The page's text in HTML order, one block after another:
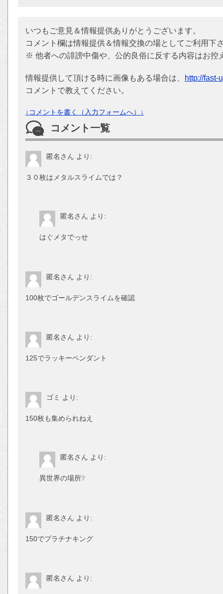
いつもご意見＆情報提供ありがとうございます。
コメント欄は情報提供＆情報交換の場としてご利用下
※ 他者への誹謗中傷や、公的良俗に反する内容はお控
情報提供して頂ける時に画像もある場合は、
http://fast-
コメントで教えてください。
↓コメントを書く（入力フォームへ）↓
コメント一覧
匿名さん より:
３０枚はメタルスライムでは？
匿名さん より:
はぐメタでっせ
匿名さん より:
100枚でゴールデンスライムを確認
匿名さん より:
125でラッキーペンダント
ゴミ より:
150枚も集められねえ
匿名さん より:
異世界の場所❔
匿名さん より:
150でプラチナキング
匿名さん より: